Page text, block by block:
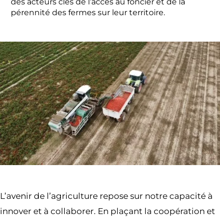
pérennité des fermes sur leur territoire.
L’avenir de l’agriculture repose sur notre capacité à
innover et à collaborer. En plaçant la coopération et